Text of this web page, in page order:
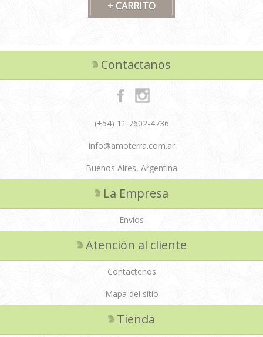
Contactanos
(+54) 11 7602-4736
info@amoterra.com.ar
Buenos Aires, Argentina
La Empresa
Envios
Atención al cliente
Contactenos
Mapa del sitio
Tienda